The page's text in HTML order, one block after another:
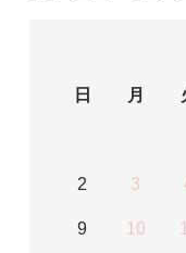
日
月
2 3
9 10